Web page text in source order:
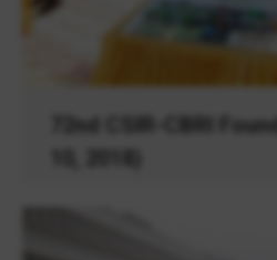
72nd CSIR-CBRI